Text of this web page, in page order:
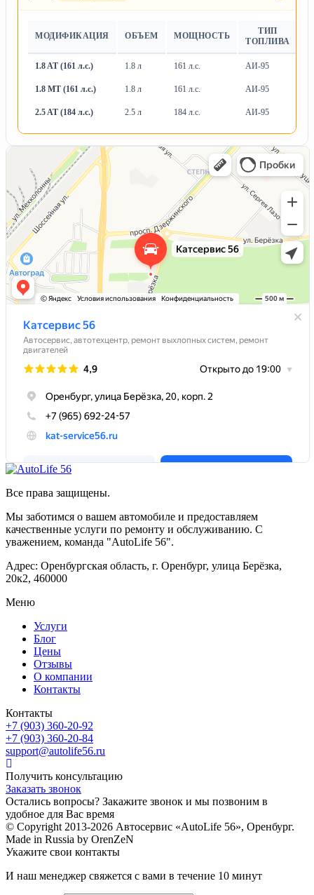
МОДИФИКАЦИЯ ОБЪЕМ МОЩНОСТЬ
ТИП
ТОПЛИВА
1.8 AT (161 л.с.) 1.8 л 161 л.с. АИ-95
1.8 MT (161 л.с.) 1.8 л 161 л.с. АИ-95
2.5 AT (184 л.с.) 2.5 л 184 л.с. АИ-95
Все права защищены.
Мы заботимся о вашем автомобиле и предоставляем
качественные услуги по ремонту и обслуживанию. С
уважением, команда "AutoLife 56".
Адрес: Оренбургская область, г. Оренбург, улица Берёзка,
20к2, 460000
Меню
Услуги
Блог
Цены
Отзывы
О компании
Контакты
Контакты
+7 (903) 360-20-92
+7 (903) 360-20-84
support@autolife56.ru
Получить консультацию
Заказать звонок
Остались вопросы? Закажите звонок и мы позвоним в
удобное для Вас время
© Copyright 2013-2026 Автосервис «AutoLife 56», Оренбург.
Made in Russia by OrenZeN
Укажите свои контакты
И наш менеджер свяжется с вами в течение 10 минут